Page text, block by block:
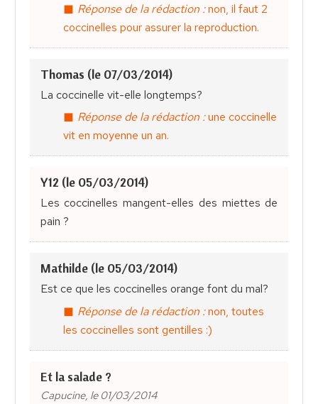
Réponse de la rédaction :non, il faut 2
coccinelles pour assurer la reproduction.
Thomas (le 07/03/2014)
La coccinelle vit-elle longtemps?
Réponse de la rédaction :une coccinelle
vit en moyenne un an.
Y12 (le 05/03/2014)
Les coccinelles mangent-elles des miettes de
pain ?
Mathilde (le 05/03/2014)
Est ce que les coccinelles orange font du mal?
Réponse de la rédaction :non, toutes
les coccinelles sont gentilles :)
Et la salade ?
Capucine, le 01/03/2014